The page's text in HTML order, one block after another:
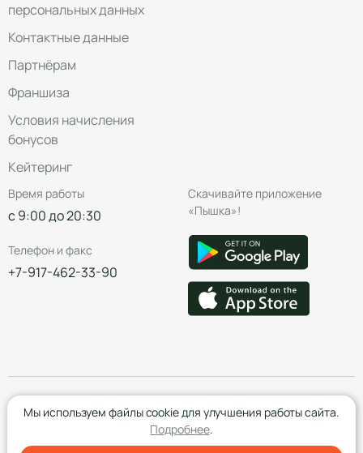
персональных данных
Контактные данные
Партнёрам
Франшиза
Условия начисления
бонусов
Кейтеринг
Время работы
с 9:00 до 20:30
Телефон и факс
+7-917-462-33-90
Скачивайте приложение
«Пышка»!
Мы используем файлы cookie для улучшения работы сайта.
Подробнее.